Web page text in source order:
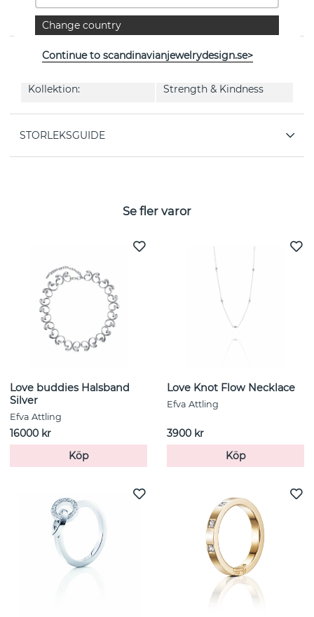
Strength & Kindness är en ring i sterlingsilver från
svenska Efva Attling
EGENSKAPER
Kollektion: Strength & Kindness
STORLEKSGUIDE
Se fler varor
Love buddies Halsband
Silver
Efva Attling
16000 kr
Köp
Love Knot Flow Necklace
Efva Attling
3900 kr
Köp
Change country
Continue to scandinavianjewelrydesign.se>